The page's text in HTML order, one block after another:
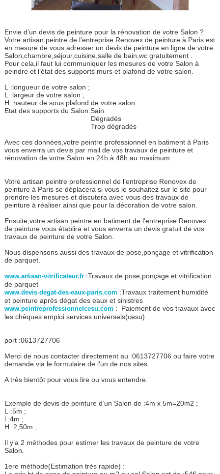
Envie d’un devis de peinture pour la rénovation de votre Salon ?
Votre artisan peintre de l’entreprise Renovex de peinture à Paris est
en mesure de vous adresser un devis de peinture en ligne de votre
Salon,chambre,séjour,cuisine,salle de bain,wc gratuitement .
Pour cela,il faut lui communiquer les mesures de votre Salon à
peindre et l’état des supports murs et plafond de votre salon.
L :longueur de votre salon ;
L :largeur de votre salon ;
H :hauteur de sous plafond de votre salon
Etat des supports du Salon:Sain
Dégradés
Trop dégradés
Avec ces données,votre peintre professionnel en batiment à Paris
vous enverra un devis par mail de vos travaux de peinture et
rénovation de votre Salon en 24h à 48h au maximum.
Votre artisan peintre professionnel de l’entreprise Renovex de
peinture à Paris se déplacera si vous le souhaitez sur le site pour
prendre les mesures et discutera avec vous des travaux de
peinture à réaliser ainsi que pour la décoration de votre salon.
Ensuite,votre artisan peintre en batiment de l’entreprise Renovex
de peinture vous établira et vous enverra un devis gratuit de vos
travaux de peinture de votre Salon.
Nous dispensons aussi des travaux de pose,ponçage et vitrification
de parquet.
www.artisan-vitrificateur.fr:Travaux de pose,ponçage et vitrification
de parquet
www.devis-degat-des-eaux-paris.com :Travaux traitement humidité
et peinture après dégat des eaux et sinistres
www.peintreprofessionnelcesu.com : Paiement de vos travaux avec
les chèques emploi services universels(cesu)
port :0613727706
Merci de nous contacter directement au :0613727706 ou faire votre
demande via le formulaire de l’un de nos sites.
A très bientôt pour vous lire ou vous entendre.
Exemple de devis de peinture d’un Salon de :4m x 5m=20m2 ;
L :5m ;
l :4m ;
H :2,50m ;
Il y’a 2 méthodes pour estimer les travaux de peinture de votre
Salon.
1ere méthode(Estimation très rapide) :